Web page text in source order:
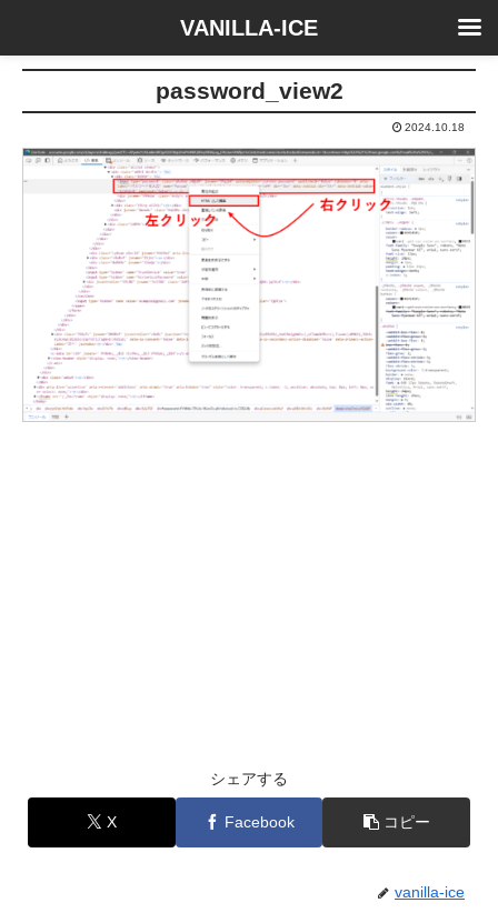
password_view2
2024.10.18
シェアする
X Facebook コピー
vanilla-ice
VANILLA-ICE